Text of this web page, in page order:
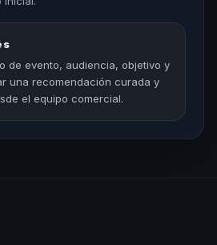
de evento, audiencia, objetivo y
una recomendación curada y
el equipo comercial.